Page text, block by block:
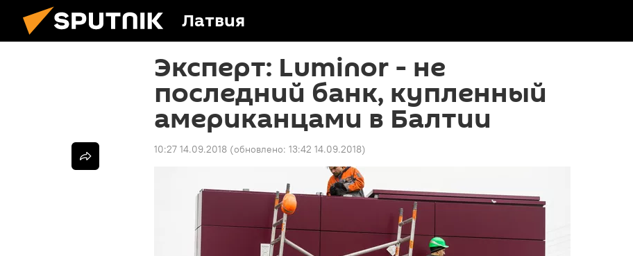
Латвия
Эксперт: Luminor - не
последний банк, купленный
американцами в Балтии
10:27 14.09.2018 (обновлено: 13:42 14.09.2018)